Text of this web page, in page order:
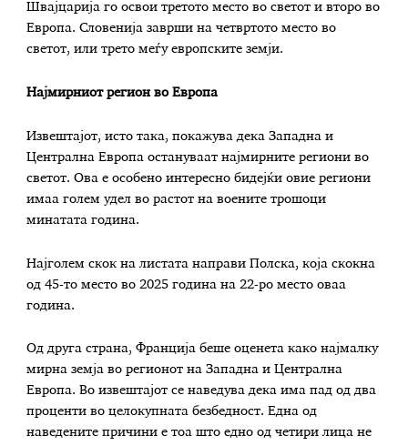
Швајцарија го освои третото место во светот и второ во
Европа. Словенија заврши на четвртото место во
светот, или трето меѓу европските земји.
Најмирниот регион во Европа
Извештајот, исто така, покажува дека Западна и
Централна Европа остануваат најмирните региони во
светот. Ова е особено интересно бидејќи овие региони
имаа голем удел во растот на воените трошоци
минатата година.
Најголем скок на листата направи Полска, која скокна
од 45-то место во 2025 година на 22-ро место оваа
година.
Од друга страна, Франција беше оценета како најмалку
мирна земја во регионот на Западна и Централна
Европа. Во извештајот се наведува дека има пад од два
проценти во целокупната безбедност. Една од
наведените причини е тоа што едно од четири лица не